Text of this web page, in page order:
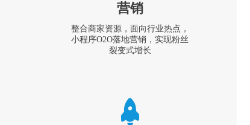
营销
整合商家资源，面向行业热点，
小程序O2O落地营销，实现粉丝
裂变式增长